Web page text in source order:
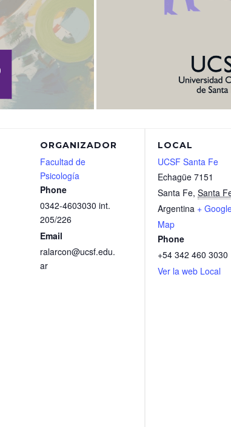
ORGANIZADOR
Facultad de
Psicología
Phone
0342-4603030 int.
205/226
Email
ralarcon@ucsf.edu.
ar
LOCAL
UCSF Santa Fe
Echagüe 7151
Santa Fe, Santa
Argentina +
Map
Phone
+54 342 460 3030
Ver la web Local